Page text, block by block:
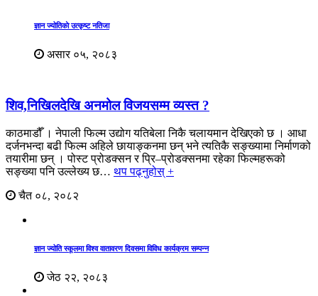
ज्ञान ज्योतिकाे उत्कृष्ट नतिजा
असार ०५, २०८३
शिव,निखिलदेखि अनमोल विजयसम्म व्यस्त ?
काठमाडौँ । नेपाली फिल्म उद्योग यतिबेला निकै चलायमान देखिएको छ । आधा
दर्जनभन्दा बढी फिल्म अहिले छायाङ्कनमा छन् भने त्यतिकै सङ्ख्यामा निर्माणको
तयारीमा छन् । पोस्ट प्रोडक्सन र प्रि–प्रोडक्सनमा रहेका फिल्महरूको
सङ्ख्या पनि उल्लेख्य छ… थप पढ्नुहोस् +
चैत ०८, २०८२
ज्ञान ज्योति स्कूलमा विश्व वातावरण दिवसमा विविध कार्यक्रम सम्पन्न
जेठ २२, २०८३